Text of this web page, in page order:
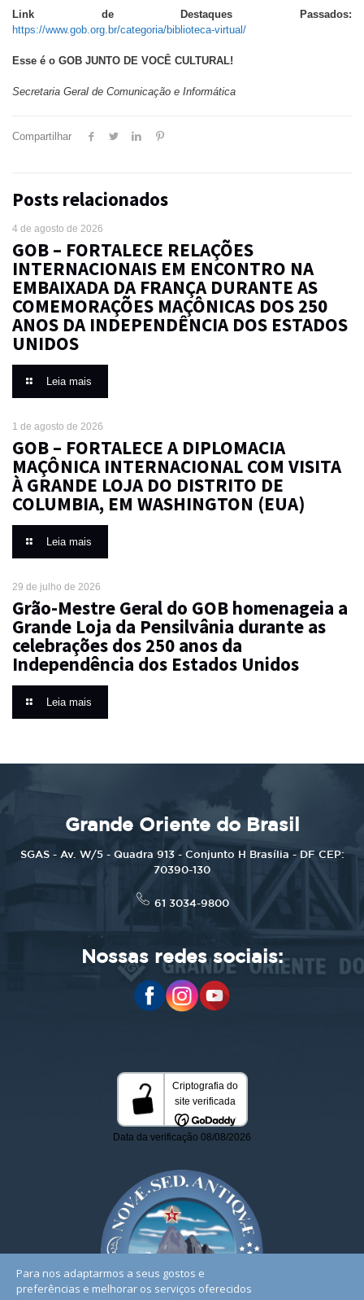
Link de Destaques Passados:
https://www.gob.org.br/categoria/biblioteca-virtual/
Esse é o GOB JUNTO DE VOCÊ CULTURAL!
Secretaria Geral de Comunicação e Informática
Compartilhar
Posts relacionados
4 de agosto de 2026
GOB – FORTALECE RELAÇÕES
INTERNACIONAIS EM ENCONTRO NA
EMBAIXADA DA FRANÇA DURANTE AS
COMEMORAÇÕES MAÇÔNICAS DOS 250
ANOS DA INDEPENDÊNCIA DOS ESTADOS
UNIDOS
Leia mais
1 de agosto de 2026
GOB – FORTALECE A DIPLOMACIA
MAÇÔNICA INTERNACIONAL COM VISITA
À GRANDE LOJA DO DISTRITO DE
COLUMBIA, EM WASHINGTON (EUA)
Leia mais
29 de julho de 2026
Grão-Mestre Geral do GOB homenageia a
Grande Loja da Pensilvânia durante as
celebrações dos 250 anos da
Independência dos Estados Unidos
Leia mais
Grande Oriente do Brasil
SGAS - Av. W/5 - Quadra 913 - Conjunto H Brasília - DF CEP:
70390-130
61 3034-9800
Nossas redes sociais:
Para nos adaptarmos a seus gostos e
preferências e melhorar os serviços oferecidos